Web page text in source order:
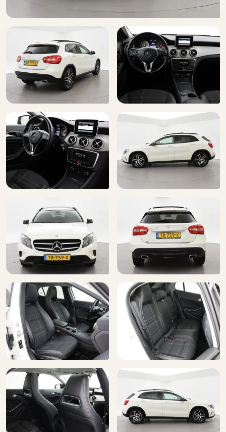
Passagiersairbag
Passagiersstoel in hoogte verstelbaar
Radio-CD/MP3 speler
Sportstoelen
Start/stop systeem
Stuurbekrachtiging snelheidsafhankelijk
Stuur verstelbaar
Stuurwiel multifunctioneel
Uitlaatsierstuk
Urban-pakket
Vermoeidheids herkenning
Warmtewerend glas
Zij airbag(s) voor